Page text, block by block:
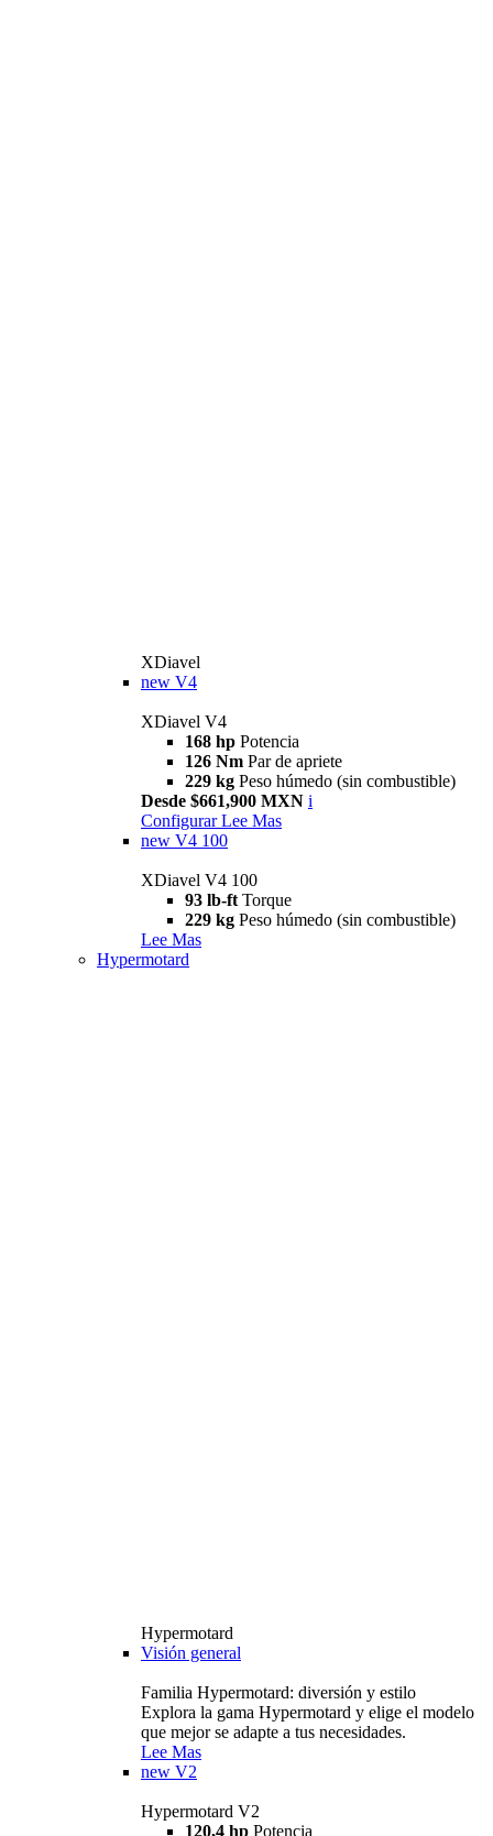
XDiavel
new V4
XDiavel V4
168 hp Potencia
126 Nm Par de apriete
229 kg Peso húmedo (sin combustible)
Desde $661,900 MXN i
Configurar Lee Mas
new V4 100
XDiavel V4 100
93 lb-ft Torque
229 kg Peso húmedo (sin combustible)
Lee Mas
Hypermotard
Hypermotard
Visión general
Familia Hypermotard: diversión y estilo
Explora la gama Hypermotard y elige el modelo
que mejor se adapte a tus necesidades.
Lee Mas
new V2
Hypermotard V2
120,4 hp Potencia